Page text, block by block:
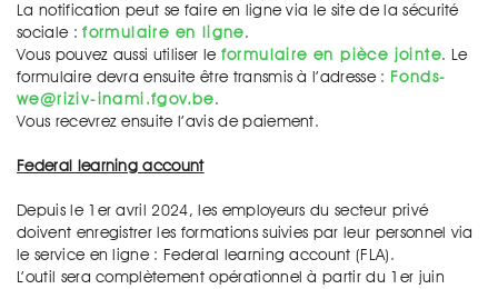
La notification peut se faire en ligne via le site de la sécurité
sociale :formulaire en ligne.
Vous pouvez aussi utiliser le formulaire en pièce jointe. Le
formulaire devra ensuite être transmis à l’adresse : Fonds-
we@riziv-inami.fgov.be.
Vous recevrez ensuite l’avis de paiement.
Federal learning account
Depuis le 1er avril 2024, les employeurs du secteur privé
doivent enregistrer les formations suivies par leur personnel via
le service en ligne : Federal learning account (FLA).
L’outil sera complètement opérationnel à partir du 1er juin